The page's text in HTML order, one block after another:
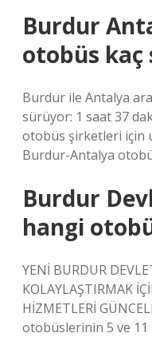
Burdur
otobüs kaç
Burdur ile Antalya
sürüyor: 1 saat 37
otobüs şirketleri için
Burdur-Antalya
Burdur
hangi
YENİ BURDUR
KOLAYLAŞTIRMAK
HİZMETLERİ
otobüslerinin 5 ve 11